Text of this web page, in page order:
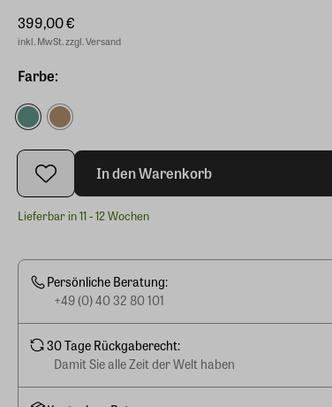
399,00 €
inkl. MwSt. zzgl. Versand
Farbe:
In den Warenkorb
Lieferbar in 11 - 12 Wochen
Persönliche Beratung:
+49 (0) 40 32 80 101
30 Tage Rückgaberecht:
Damit Sie alle Zeit der Welt haben